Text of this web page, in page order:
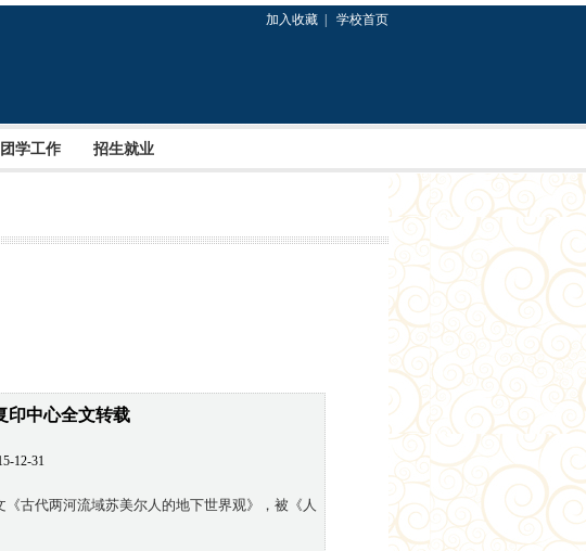
加入收藏 | 学校首页
团学工作 招生就业
印中心全文转载
12-31
《古代两河流域苏美尔人的地下世界观》，被《人